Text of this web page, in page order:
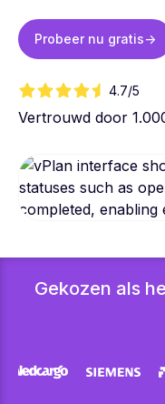
Probeer nu gratis->
4.7/5
Vertrouwd door
Gekozen als